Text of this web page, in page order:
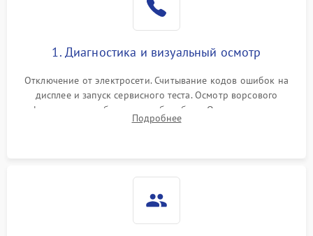
1. Диагностика и визуальный осмотр
Отключение от электросети. Считывание кодов ошибок на
дисплее и запуск сервисного теста. Осмотр ворсового
фильтра, теплообменника и барабана. Опрос клиента о
неисправностях (не сушит, не крутит барабан, сильно шумит
Подробнее